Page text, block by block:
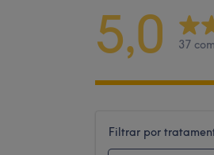
5,0 37
Filtrar por